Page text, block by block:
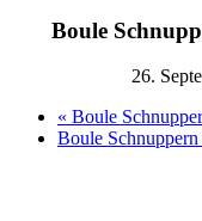
Boule
26.
« Boule
Boule